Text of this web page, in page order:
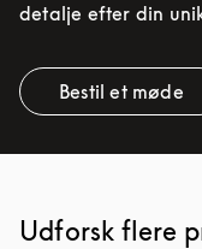
detalje efter din
Bestil et møde
Link
Udforsk flere